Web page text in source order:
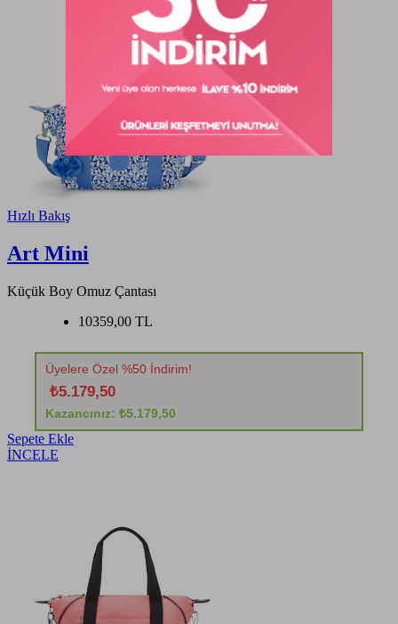
Hızlı Bakış
Art Mini
Küçük Boy Omuz Çantası
10359,00 TL
Üyelere Özel %50 İndirim!
₺5.179,50
Kazancınız: ₺5.179,50
Sepete Ekle
İNCELE